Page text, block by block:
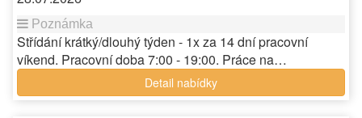
Střídání krátký/dlouhý týden - 1x za 14 dní pracovní
víkend. Pracovní doba 7:00 - 19:00. Práce na…
Detail nabídky